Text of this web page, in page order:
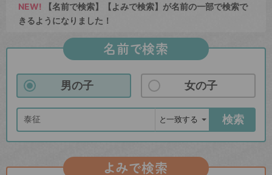
NEW! 【名前で検索】【よみで検索】が名前の一部で検索で
きるようになりました！
名前で検索
男の子 女の子
検索
よみで検索